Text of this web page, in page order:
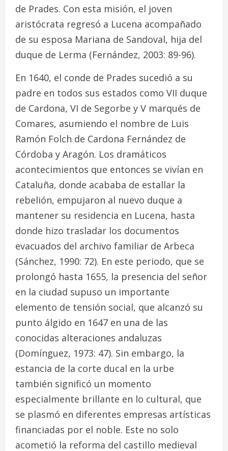
de Prades. Con esta misión, el joven
aristócrata regresó a Lucena acompañado
de su esposa Mariana de Sandoval, hija del
duque de Lerma (Fernández, 2003: 89-96).
En 1640, el conde de Prades sucedió a su
padre en todos sus estados como VII duque
de Cardona, VI de Segorbe y V marqués de
Comares, asumiendo el nombre de Luis
Ramón Folch de Cardona Fernández de
Córdoba y Aragón. Los dramáticos
acontecimientos que entonces se vivían en
Cataluña, donde acababa de estallar la
rebelión, empujaron al nuevo duque a
mantener su residencia en Lucena, hasta
donde hizo trasladar los documentos
evacuados del archivo familiar de Arbeca
(Sánchez, 1990: 72). En este periodo, que se
prolongó hasta 1655, la presencia del señor
en la ciudad supuso un importante
elemento de tensión social, que alcanzó su
punto álgido en 1647 en una de las
conocidas alteraciones andaluzas
(Domínguez, 1973: 47). Sin embargo, la
estancia de la corte ducal en la urbe
también significó un momento
especialmente brillante en lo cultural, que
se plasmó en diferentes empresas artísticas
financiadas por el noble. Este no solo
acometió la reforma del castillo medieval